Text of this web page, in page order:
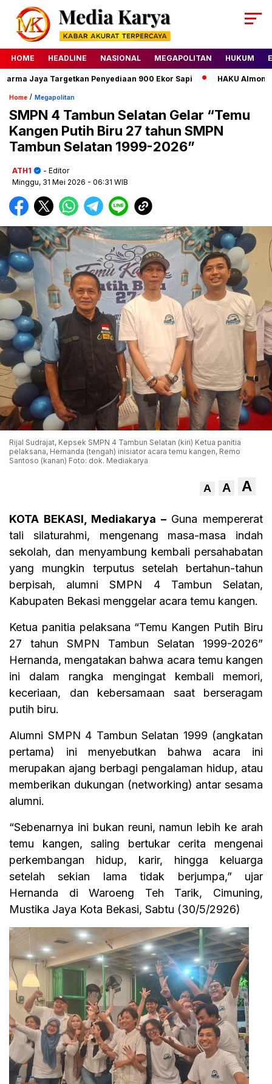
HOME HEADLINE NASIONAL MEGAPOLITAN HUKUM
Jaya Targetkan Penyediaan 900 Ekor Sapi HAKU Almond
Home / Megapolitan
SMPN 4 Tambun Selatan Gelar “Temu
Kangen Putih Biru 27 tahun SMPN
Tambun Selatan 1999-2026”
ATH1
- Editor
Minggu, 31 Mei 2026 - 06:31 WIB
Rijal Sudrajat, Kepsek SMPN 4 Tambun Selatan (kiri) Ketua panitia
pelaksana, Hernanda (tengah) inisiator acara temu kangen, Remo
Santoso (kanan) Foto: dok. Mediakarya
A A A
KOTA BEKASI, Mediakarya –Guna mempererat
tali silaturahmi, mengenang masa-masa indah
sekolah, dan menyambung kembali persahabatan
yang mungkin terputus setelah bertahun-tahun
berpisah, alumni SMPN 4 Tambun Selatan,
Kabupaten Bekasi menggelar acara temu kangen.
Ketua panitia pelaksana “Temu Kangen Putih Biru
27 tahun SMPN Tambun Selatan 1999-2026”
Hernanda, mengatakan bahwa acara temu kangen
ini dalam rangka mengingat kembali memori,
keceriaan, dan kebersamaan saat berseragam
putih biru.
Alumni SMPN 4 Tambun Selatan 1999 (angkatan
pertama) ini menyebutkan bahwa acara ini
merupakan ajang berbagi pengalaman hidup, atau
memberikan dukungan (networking) antar sesama
alumni.
“Sebenarnya ini bukan reuni, namun lebih ke arah
temu kangen, saling bertukar cerita mengenai
perkembangan hidup, karir, hingga keluarga
setelah sekian lama tidak berjumpa,” ujar
Hernanda di Waroeng Teh Tarik, Cimuning,
Mustika Jaya Kota Bekasi, Sabtu (30/5/2926)